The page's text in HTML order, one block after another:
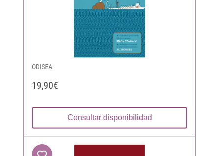
ODISEA
19,90€
Consultar disponibilidad